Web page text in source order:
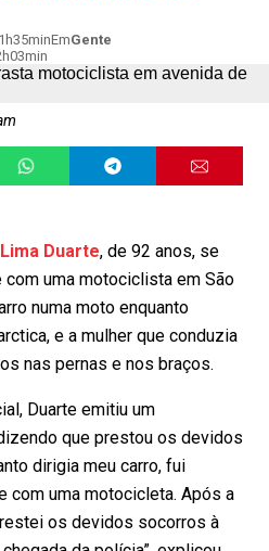
EmGente
Lima Duarte, de 92 anos, se
uma motociclista em São
numa moto enquanto
e a mulher que conduzia
nas pernas e nos braços.
Duarte emitiu um
que prestou os devidos
dirigia meu carro, fui
com uma motocicleta. Após a
os devidos socorros à